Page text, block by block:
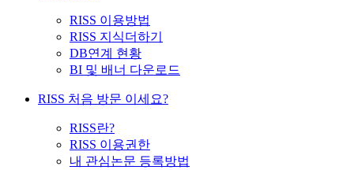
RISS 이용방법
RISS 지식더하기
DB연계 현황
BI 및 배너 다운로드
RISS 처음 방문 이세요?
RISS란?
RISS 이용권한
내 관심논문 등록방법